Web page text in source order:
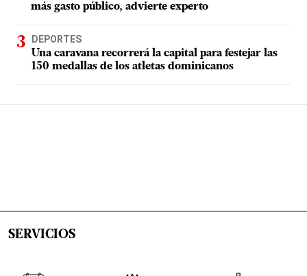
más gasto público, advierte experto
DEPORTES
Una caravana recorrerá la capital para festejar las
150 medallas de los atletas dominicanos
SERVICIOS